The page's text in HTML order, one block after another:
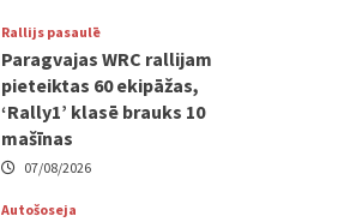
Rallijs pasaulē
Paragvajas WRC rallijam
pieteiktas 60 ekipāžas,
‘Rally1’ klasē brauks 10
mašīnas
07/08/2026
Autošoseja